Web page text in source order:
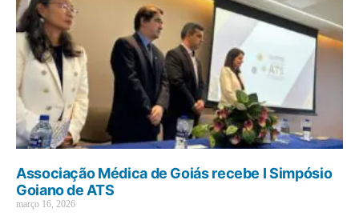
Associação Médica de Goiás recebe I Simpósio
Goiano de ATS
março 16, 2026